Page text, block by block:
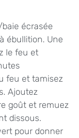
écrasée
ébullition. Une
le feu et
feu et tamisez
Ajoutez
goût et remuez
dissous.
pour donner